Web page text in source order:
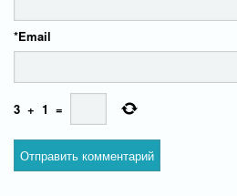
Email
*
3 + 1 =